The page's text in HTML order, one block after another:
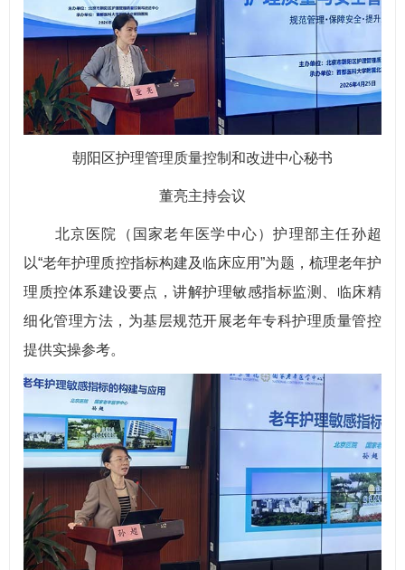
朝阳区护理管理质量控制和改进中心秘书
董亮主持会议
北京医院（国家老年医学中心）护理部主任孙超
以“老年护理质控指标构建及临床应用”为题，梳理老年护
理质控体系建设要点，讲解护理敏感指标监测、临床精
细化管理方法，为基层规范开展老年专科护理质量管控
提供实操参考。